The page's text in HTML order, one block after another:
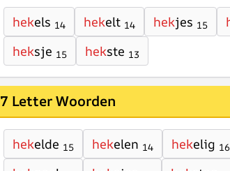
hekels 14 hekelt 14 hekjes 15
heksje 15 hekste 13
7 Letter Woorden
hekelde 15 hekelen 14 hekelig 16